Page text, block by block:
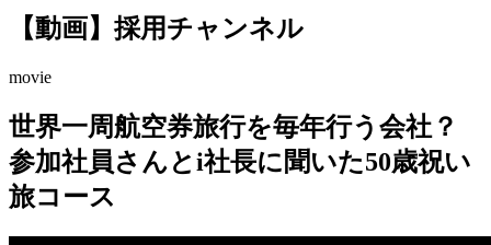
【動画】採用チャンネル
movie
世界一周航空券旅行を毎年行う会社？
参加社員さんとi社長に聞いた50歳祝い
旅コース